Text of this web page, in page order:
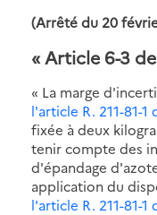
(Arrêté du 20
« Article 6-3
« La marge
l'article R. 211-81-
fixée à deux
tenir compte des
d'épandage
application du
l'article R. 211-81-